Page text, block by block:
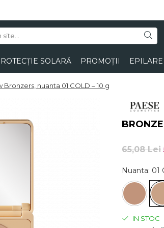
SOLARĂ PROMOȚII EPILARE
nuanta 01 COLD – 10 g
65,08 Lei
Nuanta: 01
IN STOC